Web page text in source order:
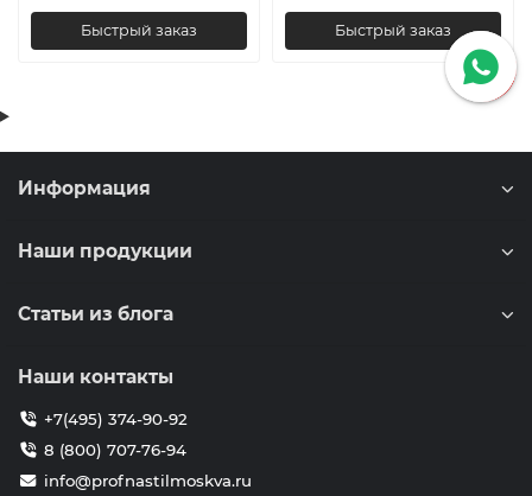
Быстрый заказ Быстрый заказ
Информация
Наши продукции
Статьи из блога
Наши контакты
+7(495) 374-90-92
8 (800) 707-76-94
info@profnastilmoskva.ru